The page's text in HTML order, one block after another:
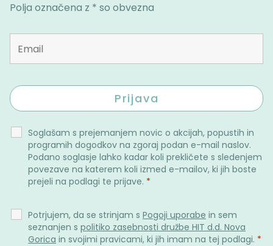
Polja označena z * so obvezna
Soglašam s prejemanjem novic o akcijah, popustih in
programih dogodkov na zgoraj podan e-mail naslov.
Podano soglasje lahko kadar koli prekličete s sledenjem
povezave na katerem koli izmed e-mailov, ki jih boste
prejeli na podlagi te prijave. *
Potrjujem, da se strinjam s Pogoji uporabe in sem
seznanjen s politiko zasebnosti družbe HIT d.d. Nova
Gorica in svojimi pravicami, ki jih imam na tej podlagi. *